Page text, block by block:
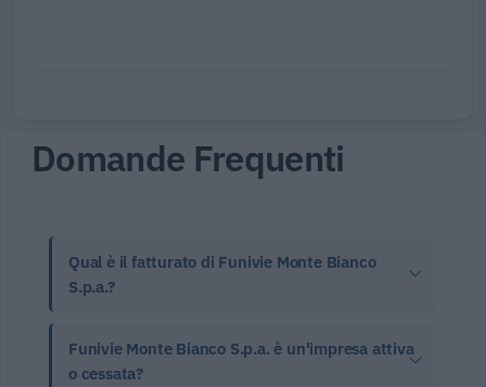
Domande Frequenti
Qual è il fatturato di Funivie Monte Bianco
S.p.a.?
Funivie Monte Bianco S.p.a. è un'impresa attiva
o cessata?